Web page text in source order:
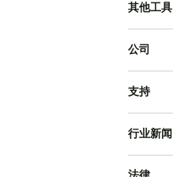
其他工具
公司
支持
行业新闻